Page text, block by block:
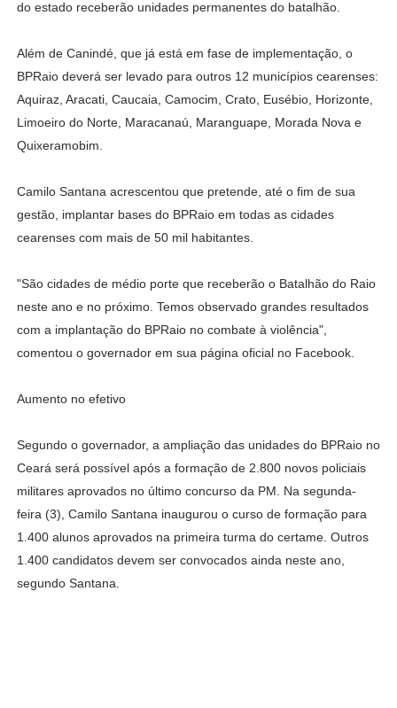
do estado receberão unidades permanentes do batalhão.
Além de Canindé, que já está em fase de implementação, o
BPRaio deverá ser levado para outros 12 municípios cearenses:
Aquiraz, Aracati, Caucaia, Camocim, Crato, Eusébio, Horizonte,
Limoeiro do Norte, Maracanaú, Maranguape, Morada Nova e
Quixeramobim.
Camilo Santana acrescentou que pretende, até o fim de sua
gestão, implantar bases do BPRaio em todas as cidades
cearenses com mais de 50 mil habitantes.
"São cidades de médio porte que receberão o Batalhão do Raio
neste ano e no próximo. Temos observado grandes resultados
com a implantação do BPRaio no combate à violência",
comentou o governador em sua página oficial no Facebook.
Aumento no efetivo
Segundo o governador, a ampliação das unidades do BPRaio no
Ceará será possível após a formação de 2.800 novos policiais
militares aprovados no último concurso da PM. Na segunda-
feira (3), Camilo Santana inaugurou o curso de formação para
1.400 alunos aprovados na primeira turma do certame. Outros
1.400 candidatos devem ser convocados ainda neste ano,
segundo Santana.